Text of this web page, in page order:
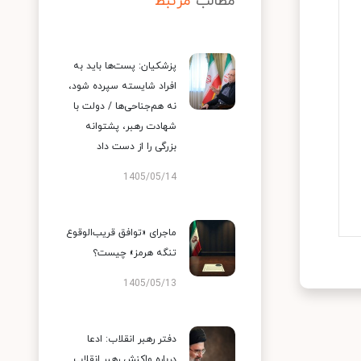
پزشکیان: پست‌ها باید به
افراد شایسته سپرده شود،
نه هم‌جناحی‌ها / دولت با
شهادت رهبر، پشتوانه
بزرگی را از دست داد
1405/05/14
ماجرای «توافق قریب‌الوقوع
تنگه هرمز» چیست؟
1405/05/13
دفتر رهبر انقلاب: ادعا